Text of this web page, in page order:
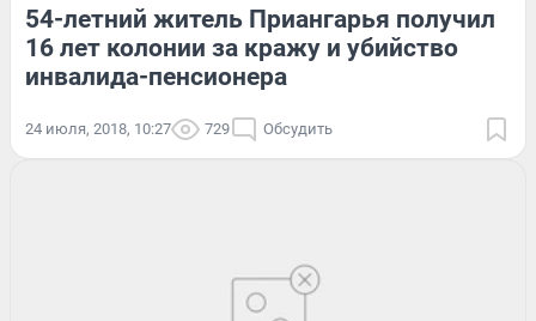
54-летний житель Приангарья получил
16 лет колонии за кражу и убийство
инвалида-пенсионера
24 июля, 2018, 10:27 729 Обсудить